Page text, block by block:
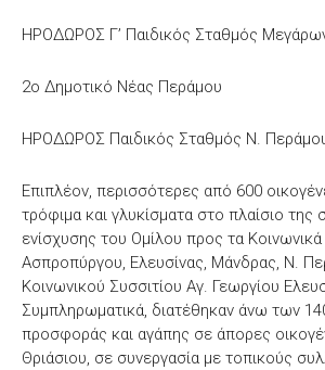
ΗΡΟΔΩΡΟΣ Γ’ Παιδικός Σταθμός
2ο Δημοτικό Νέας Περάμου
ΗΡΟΔΩΡΟΣ Παιδικός Σταθμός Ν.
Επιπλέον, περισσότερες από 600
τρόφιμα και γλυκίσματα στο πλαίσιο της
ενίσχυσης του Ομίλου προς τα
Ασπροπύργου, Ελευσίνας, Μάνδρας, Ν.
Κοινωνικού Συσσιτίου Αγ. Γεωργίου
Συμπληρωματικά, διατέθηκαν άνω των
προσφοράς και αγάπης σε άπορες
Θριάσιου, σε συνεργασία με τοπικούς